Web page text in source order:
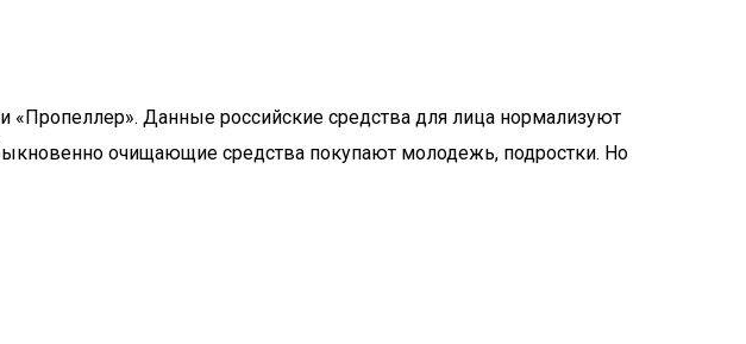
«Пропеллер». Данные российские средства для лица нормализуют
очищающие средства покупают молодежь, подростки. Но